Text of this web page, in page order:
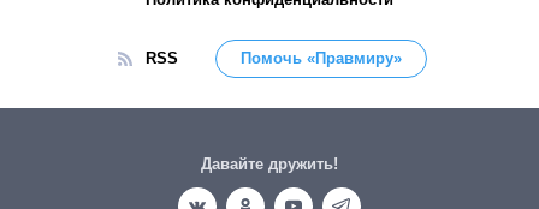
RSS Помочь «Правмиру»
Давайте дружить!